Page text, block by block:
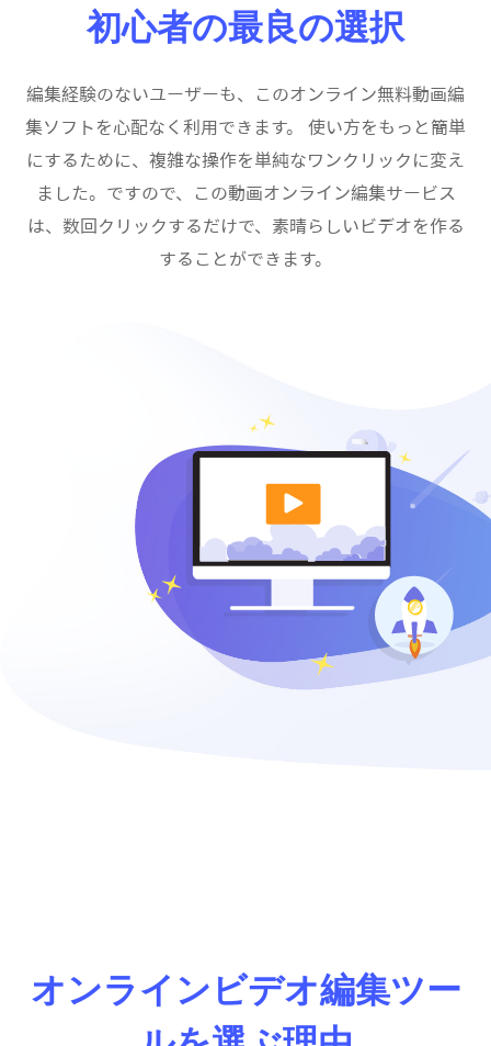
初心者の最良の選択
編集経験のないユーザーも、このオンライン無料動画編
集ソフトを心配なく利用できます。 使い方をもっと簡単
にするために、複雑な操作を単純なワンクリックに変え
ました。ですので、この動画オンライン編集サービス
は、数回クリックするだけで、素晴らしいビデオを作る
することができます。
オンラインビデオ編集ツー